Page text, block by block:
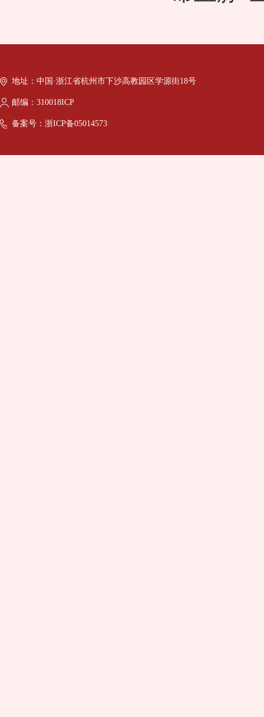
地址：中国·浙江省杭州市下沙高教园区学源街18号
邮编：310018ICP
备案号：浙ICP备05014573